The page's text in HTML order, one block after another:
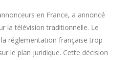
en France, a annoncé
la télévision traditionnelle. Le
réglementation française trop
le plan juridique. Cette décision